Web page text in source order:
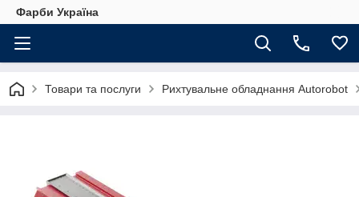
Фарби Україна
Товари та послуги Рихтувальне обладнання Autorobot